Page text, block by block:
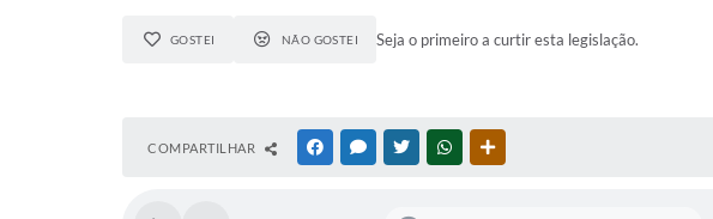
GOSTEI NÃO GOSTEI Seja o primeiro a curtir esta legislação.
COMPARTILHAR FACEBOOKMESSENGER
TWITTERWHATSAPP